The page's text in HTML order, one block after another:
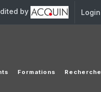
by Login
Formations Recherche